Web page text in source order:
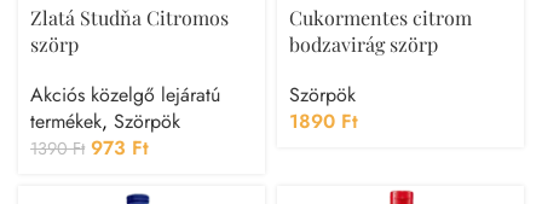
Zlatá Studňa Citromos
szörp
Akciós közelgő lejáratú
termékek, Szörpök
1390Ft 973 Ft
Cukormentes citrom
bodzavirág szörp
Szörpök
1890 Ft